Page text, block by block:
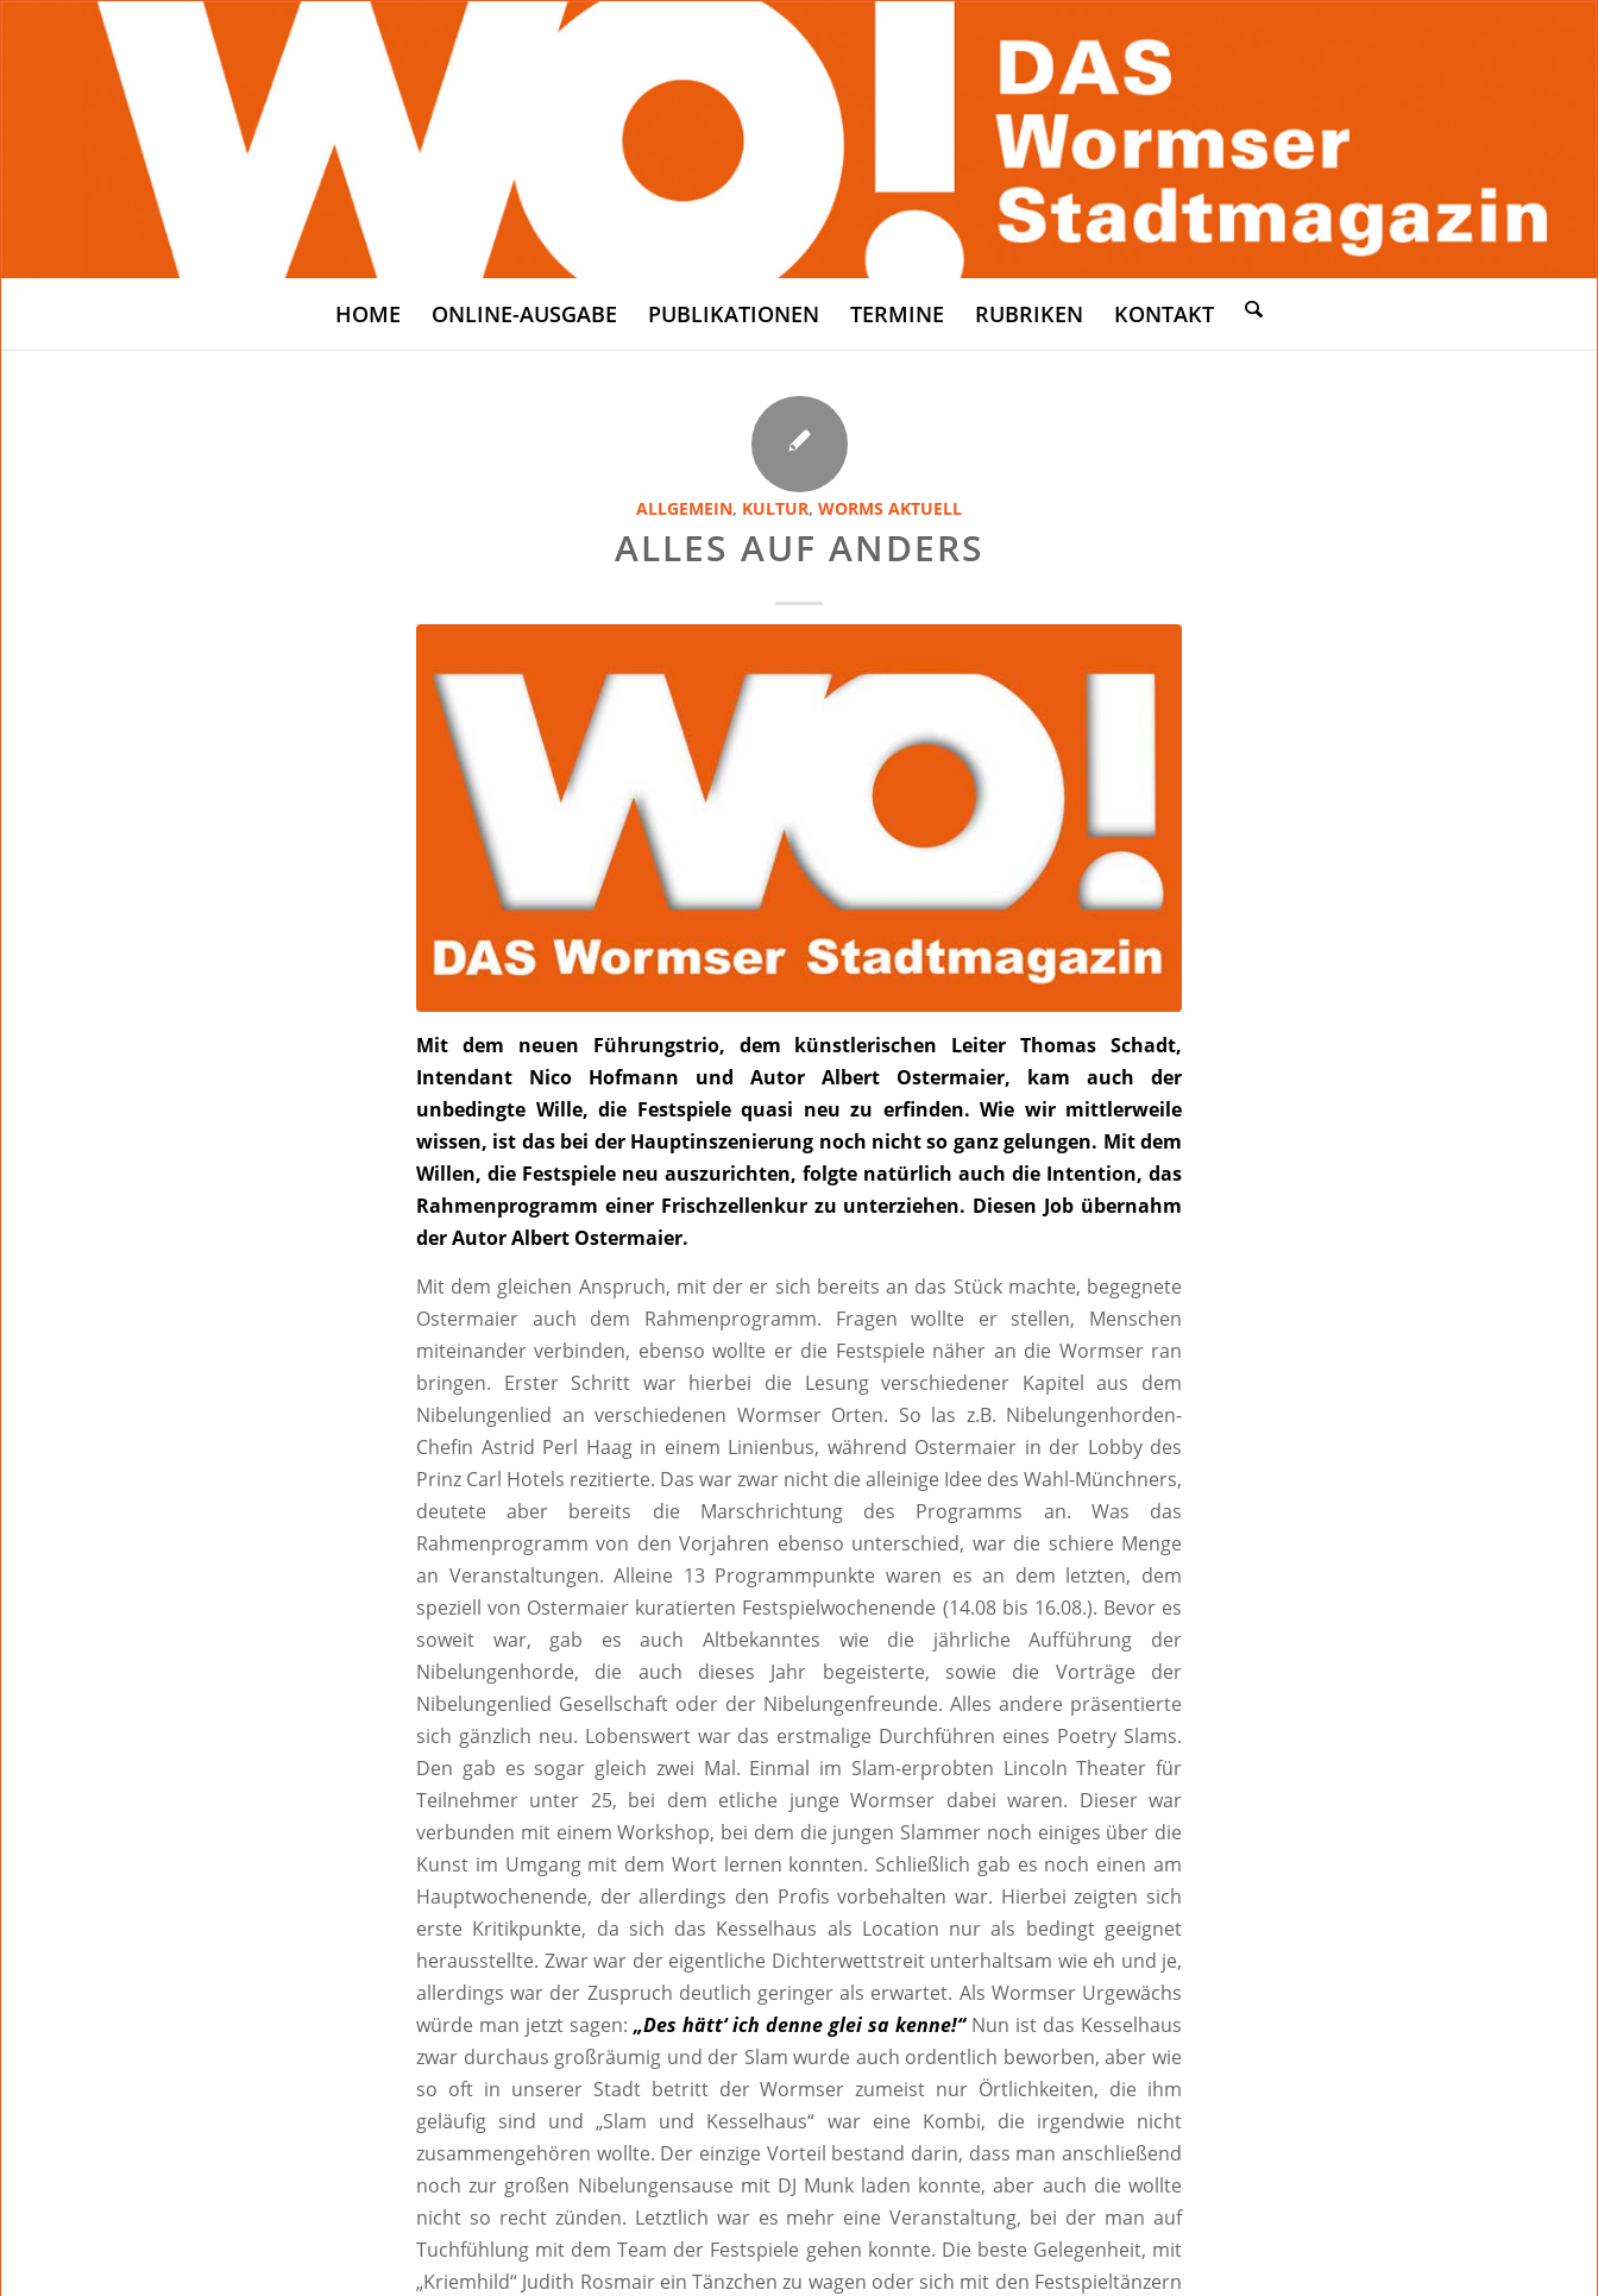
HOME ONLINE-AUSGABE PUBLIKATIONEN TERMINE RUBRIKEN KONTAKT
ALLGEMEIN, KULTUR, WORMS AKTUELL
ALLES AUF ANDERS
Mit dem neuen Führungstrio, dem künstlerischen Leiter Thomas Schadt,
Intendant Nico Hofmann und Autor Albert Ostermaier, kam auch der
unbedingte Wille, die Festspiele quasi neu zu erfinden. Wie wir mittlerweile
wissen, ist das bei der Hauptinszenierung noch nicht so ganz gelungen. Mit dem
Willen, die Festspiele neu auszurichten, folgte natürlich auch die Intention, das
Rahmenprogramm einer Frischzellenkur zu unterziehen. Diesen Job übernahm
der Autor Albert Ostermaier.
Mit dem gleichen Anspruch, mit der er sich bereits an das Stück machte, begegnete
Ostermaier auch dem Rahmenprogramm. Fragen wollte er stellen, Menschen
miteinander verbinden, ebenso wollte er die Festspiele näher an die Wormser ran
bringen. Erster Schritt war hierbei die Lesung verschiedener Kapitel aus dem
Nibelungenlied an verschiedenen Wormser Orten. So las z.B. Nibelungenhorden-
Chefin Astrid Perl Haag in einem Linienbus, während Ostermaier in der Lobby des
Prinz Carl Hotels rezitierte. Das war zwar nicht die alleinige Idee des Wahl-Münchners,
deutete aber bereits die Marschrichtung des Programms an. Was das
Rahmenprogramm von den Vorjahren ebenso unterschied, war die schiere Menge
an Veranstaltungen. Alleine 13 Programmpunkte waren es an dem letzten, dem
speziell von Ostermaier kuratierten Festspielwochenende (14.08 bis 16.08.). Bevor es
soweit war, gab es auch Altbekanntes wie die jährliche Aufführung der
Nibelungenhorde, die auch dieses Jahr begeisterte, sowie die Vorträge der
Nibelungenlied Gesellschaft oder der Nibelungenfreunde. Alles andere präsentierte
sich gänzlich neu. Lobenswert war das erstmalige Durchführen eines Poetry Slams.
Den gab es sogar gleich zwei Mal. Einmal im Slam-erprobten Lincoln Theater für
Teilnehmer unter 25, bei dem etliche junge Wormser dabei waren. Dieser war
verbunden mit einem Workshop, bei dem die jungen Slammer noch einiges über die
Kunst im Umgang mit dem Wort lernen konnten. Schließlich gab es noch einen am
Hauptwochenende, der allerdings den Profis vorbehalten war. Hierbei zeigten sich
erste Kritikpunkte, da sich das Kesselhaus als Location nur als bedingt geeignet
herausstellte. Zwar war der eigentliche Dichterwettstreit unterhaltsam wie eh und je,
allerdings war der Zuspruch deutlich geringer als erwartet. Als Wormser Urgewächs
würde man jetzt sagen: „Des hätt‘ ich denne glei sa kenne!“ Nun ist das Kesselhaus
zwar durchaus großräumig und der Slam wurde auch ordentlich beworben, aber wie
so oft in unserer Stadt betritt der Wormser zumeist nur Örtlichkeiten, die ihm
geläufig sind und „Slam und Kesselhaus“ war eine Kombi, die irgendwie nicht
zusammengehören wollte. Der einzige Vorteil bestand darin, dass man anschließend
noch zur großen Nibelungensause mit DJ Munk laden konnte, aber auch die wollte
nicht so recht zünden. Letztlich war es mehr eine Veranstaltung, bei der man auf
Tuchfühlung mit dem Team der Festspiele gehen konnte. Die beste Gelegenheit, mit
„Kriemhild“ Judith Rosmair ein Tänzchen zu wagen oder sich mit den Festspieltänzern